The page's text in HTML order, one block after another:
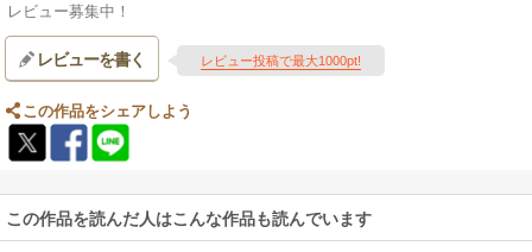
レビュー募集中！
レビューを書く レビュー投稿で最大1000pt!
この作品をシェアしよう
この作品を読んだ人はこんな作品も読んでいます